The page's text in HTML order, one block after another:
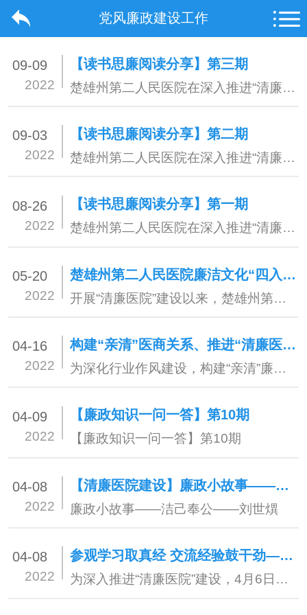
党风廉政建设工作
09-09
2022
【读书思廉阅读分享】第三期
楚雄州第二人民医院在深入推进“清廉医院”示范点建设过程中，为强化党员干部职工对“清廉医院”建设和清廉文化的思考和学习，增强医务人员廉洁行医、廉洁服务的意识，医院党总支为全院党员干部推荐了一批廉洁教育读物，倡导全院党员干部广泛开展学习，通过党支部主题党日、党员读书会、科室读书会等主题诵读活动，开展了“读书思廉”阅读分享活动，全院30个科室共310名党员干部职工积极参与，“读书思廉”阅读分享活动激发了全院党员干部职工读好书、善思考的浓厚学习氛围，在潜移默化中教育引导广大干部职工结合自己学习、工作、生活实际畅所欲言，分享自己的读书感悟，交流经验体会，切实把“读书思廉”活动作为净化心灵、陶冶情操、规范品行、塑造形象的良好契机。
09-03
2022
【读书思廉阅读分享】第二期
楚雄州第二人民医院在深入推进“清廉医院”示范点建设过程中，为强化党员干部职工对“清廉医院”建设和清廉文化的思考和学习，增强医务人员廉洁行医、廉洁服务的意识，医院党总支为全院党员干部推荐了一批廉洁教育读物，倡导全院党员干部广泛开展学习，通过党支部主题党日、党员读书会、科室读书会等主题诵读活动，开展了“读书思廉”阅读分享活动，全院30个科室共310名党员干部职工积极参与，“读书思廉”阅读分享活动激发了全院党员干部职工读好书、善思考的浓厚学习氛围，在潜移默化中教育引导广大干部职工结合自己学习、工作、生活实际畅所欲言，分享自己的读书感悟，交流经验体会，切实把“读书思廉”活动作为净化心灵、陶冶情操、规范品行、塑造形象的良好契机。
08-26
2022
【读书思廉阅读分享】第一期
楚雄州第二人民医院在深入推进“清廉医院”示范点建设过程中，为强化党员干部职工对“清廉医院”建设和清廉文化的思考和学习，增强医务人员廉洁行医、廉洁服务的意识，医院党总支为全院党员干部推荐了一批廉洁教育读物，倡导全院党员干部广泛开展学习，通过党支部主题党日、党员读书会、科室读书会等主题诵读活动，开展了“读书思廉”阅读分享活动，全院30个科室共310名党员干部职工积极参与，“读书思廉”阅读分享活动激发了全院党员干部职工读好书、善思考的浓厚学习氛围，在潜移默化中教育引导广大干部职工结合自己学习、工作、生活实际畅所欲言，分享自己的读书感悟，交流经验体会，切实把“读书思廉”活动作为净化心灵、陶冶情操、规范品行、塑造形象的良好契机。
05-20
2022
楚雄州第二人民医院廉洁文化“四入”行动融汇不想腐的思维底线
开展“清廉医院”建设以来，楚雄州第二人民医院党总支以开展“理论、医德、法纪”三项教育为有力抓手，紧紧围绕加强医院党的建设一条“中心主线”、推动全面从严治党“两个责任”落地见效、一体推进“三不”机制贯通协同、开展“廉入眼、廉入心、廉入脑、廉入行”廉洁文化“四入”行动，以 “党风清廉、行风清新、院风清净、医风清洁、作风清朗”为目标，全力构建“五清医院”。
04-16
2022
构建“亲清”医商关系、推进“清廉医院”建设——楚雄州第二人民医院召开合作供货企业负责人和业务员集中接待及廉洁提醒会
为深化行业作风建设，构建“亲清”廉洁规范的医商关系，深入推进“清廉医院”建设，4月12日下午15:00在行政楼六楼大会议室召开合作供货企业负责人和业务员集中接待及廉洁提醒会议，会议由副院长杨先炳主持，医院党总支班子成员、20家合作供货企业代表及医院相关部门负责人共30余人参加。
04-09
2022
【廉政知识一问一答】第10期
【廉政知识一问一答】第10期
04-08
2022
【清廉医院建设】廉政小故事——洁己奉公——刘世熼
廉政小故事——洁己奉公——刘世熼
04-08
2022
参观学习取真经 交流经验鼓干劲——州第二人民医院到中国移动楚雄州分公司参观学习“清廉企业”建设情况
为深入推进“清廉医院”建设，4月6日下午，楚雄州第二人民医院深入中国移动楚雄州分公司现场参观学习“清廉企业”建设情况，在参观学习中总结经验，汲取真经。